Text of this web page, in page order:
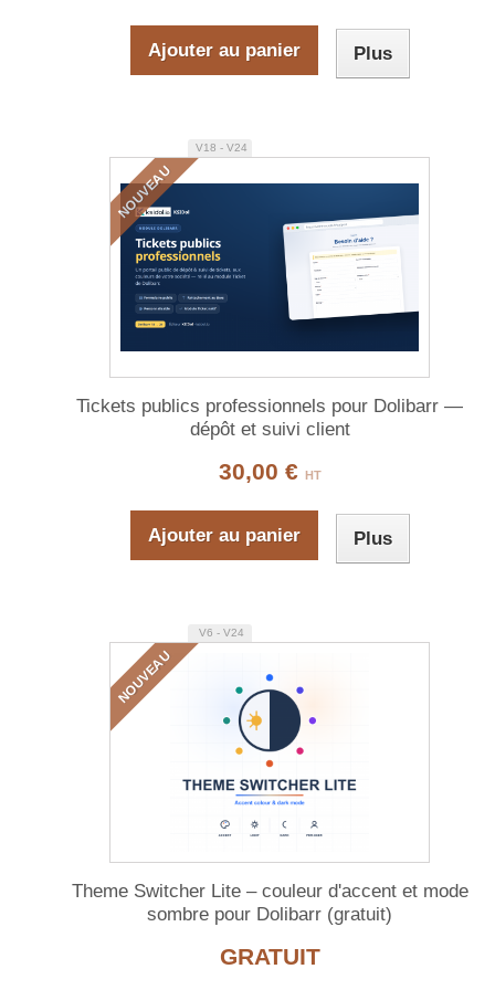
Ajouter au panier Plus
NOUVEAU
V18 - V24
Tickets publics professionnels pour Dolibarr —
dépôt et suivi client
30,00 € HT
Ajouter au panier Plus
NOUVEAU
V6 - V24
Theme Switcher Lite – couleur d'accent et mode
sombre pour Dolibarr (gratuit)
GRATUIT